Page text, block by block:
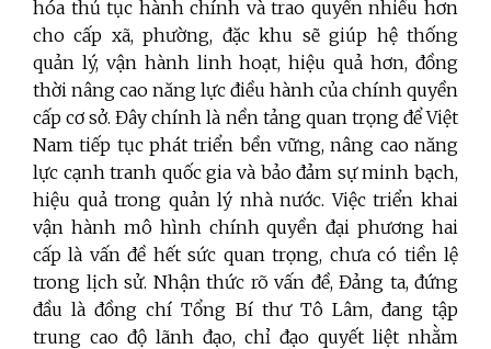
hóa thủ tục hành chính và trao quyền nhiều hơn
cho cấp xã, phường, đặc khu sẽ giúp hệ thống
quản lý, vận hành linh hoạt, hiệu quả hơn, đồng
thời nâng cao năng lực điều hành của chính quyền
cấp cơ sở. Đây chính là nền tảng quan trọng để Việt
Nam tiếp tục phát triển bền vững, nâng cao năng
lực cạnh tranh quốc gia và bảo đảm sự minh bạch,
hiệu quả trong quản lý nhà nước. Việc triển khai
vận hành mô hình chính quyền đại phương hai
cấp là vấn đề hết sức quan trọng, chưa có tiền lệ
trong lịch sử. Nhận thức rõ vấn đề, Đảng ta, đứng
đầu là đồng chí Tổng Bí thư Tô Lâm, đang tập
trung cao độ lãnh đạo, chỉ đạo quyết liệt nhằm